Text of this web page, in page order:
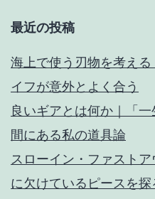
最近の投稿
海上で使う刃物を考え
イフが意外とよく合う
良いギアとは何か｜「
間にある私の道具論
スローイン・ファスト
に欠けているピースを探